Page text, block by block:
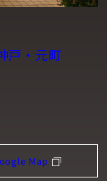
戸・元町
Map